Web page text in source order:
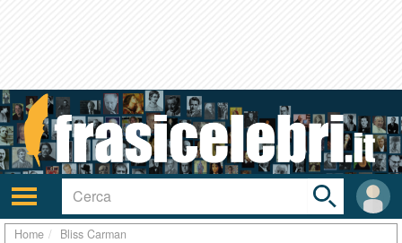
Attiva/disattiva
navigazione
User
area
Toggle
search
bar
Home Bliss Carman